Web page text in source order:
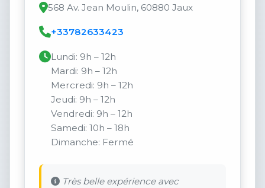
568 Av. Jean Moulin, 60880 Jaux
+33782633423
Lundi: 9h – 12h
Mardi: 9h – 12h
Mercredi: 9h – 12h
Jeudi: 9h – 12h
Vendredi: 9h – 12h
Samedi: 10h – 18h
Dimanche: Fermé
Très belle expérience avec